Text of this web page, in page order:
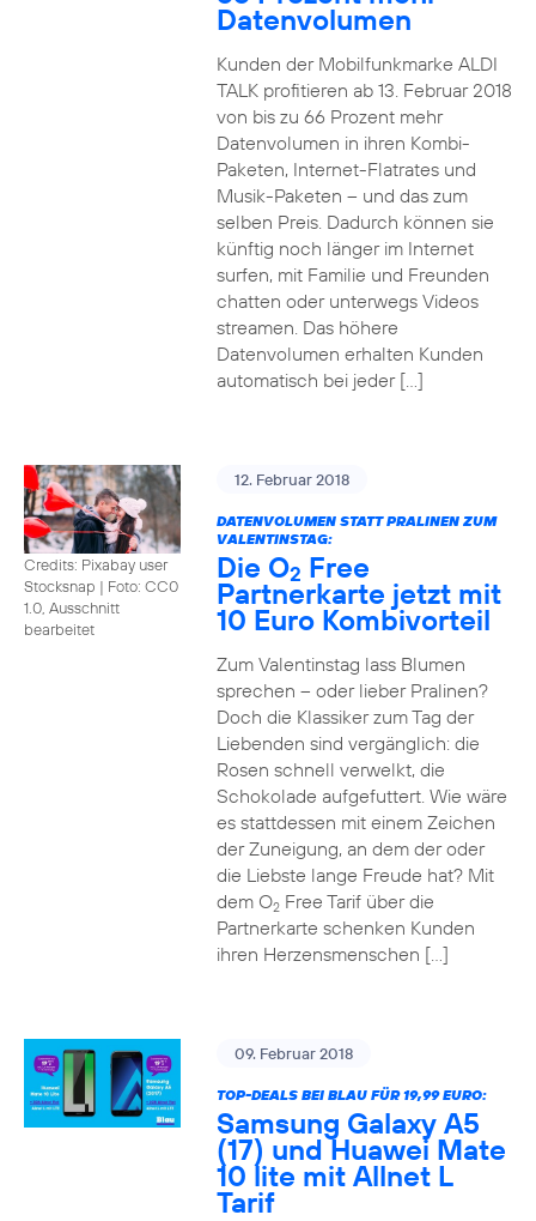
Datenvolumen
Kunden der Mobilfunkmarke ALDI
TALK profitieren ab 13. Februar 2018
von bis zu 66 Prozent mehr
Datenvolumen in ihren Kombi-
Paketen, Internet-Flatrates und
Musik-Paketen – und das zum
selben Preis. Dadurch können sie
künftig noch länger im Internet
surfen, mit Familie und Freunden
chatten oder unterwegs Videos
streamen. Das höhere
Datenvolumen erhalten Kunden
automatisch bei jeder […]
Credits: Pixabay user
Stocksnap | Foto: CC0
1.0, Ausschnitt
bearbeitet
12. Februar 2018
DATENVOLUMEN STATT PRALINEN ZUM
VALENTINSTAG:
Die O2 Free
Partnerkarte jetzt mit
10 Euro Kombivorteil
Zum Valentinstag lass Blumen
sprechen – oder lieber Pralinen?
Doch die Klassiker zum Tag der
Liebenden sind vergänglich: die
Rosen schnell verwelkt, die
Schokolade aufgefuttert. Wie wäre
es stattdessen mit einem Zeichen
der Zuneigung, an dem der oder
die Liebste lange Freude hat? Mit
dem O2Free Tarif über die
Partnerkarte schenken Kunden
ihren Herzensmenschen […]
09. Februar 2018
TOP-DEALS BEI BLAU FÜR 19,99 EURO:
Samsung Galaxy A5
(17) und Huawei Mate
10 lite mit Allnet L
Tarif